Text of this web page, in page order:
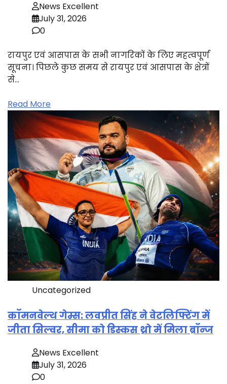
News Excellent
July 31, 2026
0
रायपुर एवं आसपास के सभी नागरिकों के लिए महत्वपूर्ण
सूचना। पिछले कुछ समय से रायपुर एवं आसपास के क्षेत्रों
से…
Read More
Uncategorized
कॉमनवेल्थ गेम्स: लवप्रीत सिंह ने वेटलिफ्टिंग में
जीता सिल्वर, सीमा को डिस्कस थ्रो में मिला ब्रॉन्ज
News Excellent
July 31, 2026
0